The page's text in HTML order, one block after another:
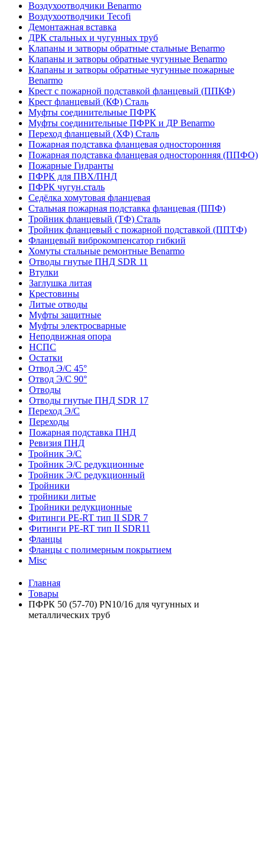
Воздухоотводчики Benarmo
Воздухоотводчики Tecofi
Демонтажная вставка
ДРК стальных и чугунных труб
Клапаны и затворы обратные стальные Benarmo
Клапаны и затворы обратные чугунные Benarmo
Клапаны и затворы обратные чугунные пожарные
Benarmo
Крест с пожарной подставкой фланцевый (ППКФ)
Крест фланцевый (КФ) Сталь
Муфты соединительные ПФРК
Муфты соединительные ПФРК и ДР Benarmo
Переход фланцевый (ХФ) Сталь
Пожарная подставка фланцевая односторонняя
Пожарная подставка фланцевая односторонняя (ППФО)
Пожарные Гидранты
ПФРК для ПВХ/ПНД
ПФРК чугун.сталь
Седёлка хомутовая фланцевая
Стальная пожарная подставка фланцевая (ППФ)
Тройник фланцевый (ТФ) Сталь
Тройник фланцевый с пожарной подставкой (ППТФ)
Фланцевый виброкомпенсатор гибкий
Хомуты стальные ремонтные Benarmo
Отводы гнутые ПНД SDR 11
Втулки
Заглушка литая
Крестовины
Литые отводы
Муфты защитные
Муфты электросварные
Неподвижная опора
НСПС
Остатки
Отвод Э/С 45°
Отвод Э/С 90°
Отводы
Отводы гнутые ПНД SDR 17
Переход Э/С
Переходы
Пожарная подставка ПНД
Ревизия ПНД
Тройник Э/С
Тройник Э/С редукционные
Тройник Э/С редукционный
Тройники
тройники литые
Тройники редукционные
Фитинги PE-RT тип II SDR 7
Фитинги PE-RT тип II SDR11
Фланцы
Фланцы с полимерным покрытием
Misc
Главная
Товары
ПФРК 50 (57-70) PN10/16 для чугунных и
металлических труб